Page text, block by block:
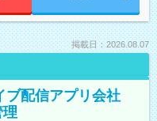
掲載日：2026.08.07
ブ配信アプリ会社